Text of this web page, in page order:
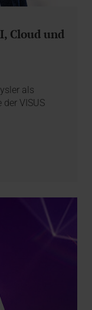
Cloud und
als
VISUS